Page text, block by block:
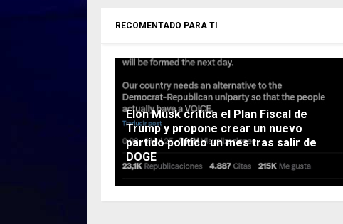
RECOMENTADO PARA TI
Elon Musk critica el Plan Fiscal de
Trump y propone crear un nuevo
partido político un mes tras salir de
DOGE